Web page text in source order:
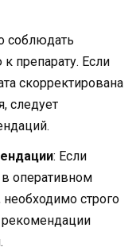
соблюдать
препарату. Если
скорректирована
следует
: Если
оперативном
строго